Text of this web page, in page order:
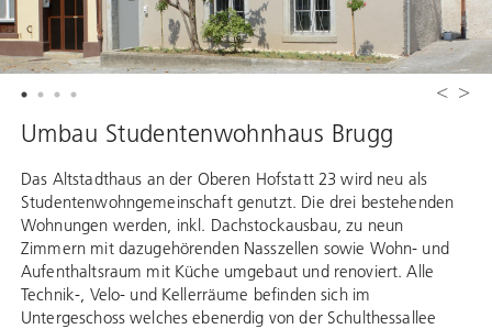
Umbau Studentenwohnhaus Brugg
Das Altstadthaus an der Oberen Hofstatt 23 wird neu als
Studentenwohngemeinschaft genutzt. Die drei bestehenden
Wohnungen werden, inkl. Dachstockausbau, zu neun
Zimmern mit dazugehörenden Nasszellen sowie Wohn- und
Aufenthaltsraum mit Küche umgebaut und renoviert. Alle
Technik-, Velo- und Kellerräume befinden sich im
Untergeschoss welches ebenerdig von der Schulthessallee